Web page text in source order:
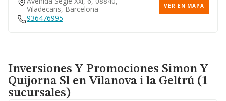
Viladecans, Barcelona
VER EN MAPA
936476995
Inversiones Y Promociones Simon Y
Quijorna Sl en Vilanova i la Geltrú (1
sucursales)